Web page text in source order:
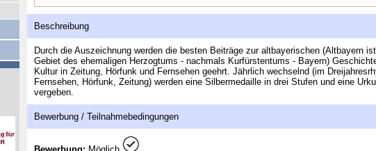
Beschreibung
Durch die Auszeichnung werden die besten Beiträge zur altbayerischen (Altbayern
Gebiet des ehemaligen Herzogtums - nachmals Kurfürstentums - Bayern)
Kultur in Zeitung, Hörfunk und Fernsehen geehrt. Jährlich wechselnd (im
Fernsehen, Hörfunk, Zeitung) werden eine Silbermedaille in drei Stufen und eine
vergeben.
Bewerbung / Teilnahmebedingungen